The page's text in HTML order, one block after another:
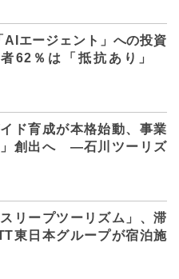
AIエージェント」への投資
62％は「抵抗あり」
ド育成が本格始動、事業
」創出へ ―石川ツーリズ
リープツーリズム」、滞
東日本グループが宿泊施